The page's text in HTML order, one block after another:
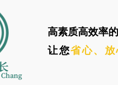
高素质高效率
让您省心、 放